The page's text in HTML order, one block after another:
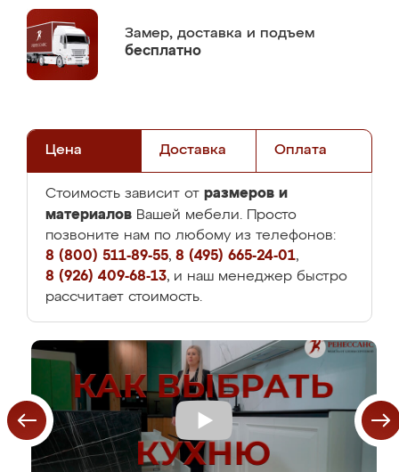
Замер, доставка и подъем
бесплатно
Цена Доставка Оплата
Стоимость зависит от размеров и
материалов Вашей мебели. Просто
позвоните нам по любому из телефонов:
8 (800) 511-89-55, 8 (495) 665-24-01,
8 (926) 409-68-13, и наш менеджер быстро
рассчитает стоимость.